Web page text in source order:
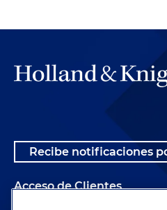
Recibe notificaciones
Acceso de Clientes